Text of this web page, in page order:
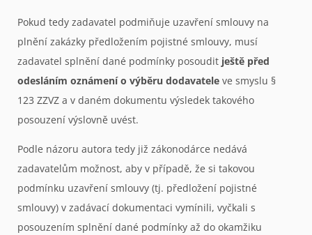
Pokud tedy zadavatel podmiňuje uzavření smlouvy na
plnění zakázky předložením pojistné smlouvy, musí
zadavatel splnění dané podmínky posoudit ještě před
odesláním oznámení o výběru dodavatele ve smyslu §
123 ZZVZ a v daném dokumentu výsledek takového
posouzení výslovně uvést.
Podle názoru autora tedy již zákonodárce nedává
zadavatelům možnost, aby v případě, že si takovou
podmínku uzavření smlouvy (tj. předložení pojistné
smlouvy) v zadávací dokumentaci vymínili, vyčkali s
posouzením splnění dané podmínky až do okamžiku